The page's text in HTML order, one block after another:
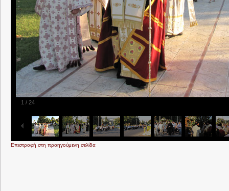
1 / 24
Επιστροφή στη προηγούμενη σελίδα